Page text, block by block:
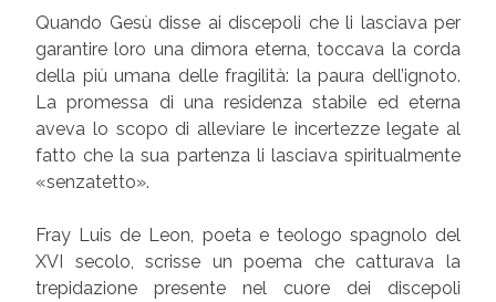
Quando Gesù disse ai discepoli che li lasciava per
garantire loro una dimora eterna, toccava la corda
della più umana delle fragilità: la paura dell’ignoto.
La promessa di una residenza stabile ed eterna
aveva lo scopo di alleviare le incertezze legate al
fatto che la sua partenza li lasciava spiritualmente
«senzatetto».
Fray Luis de Leon, poeta e teologo spagnolo del
XVI secolo, scrisse un poema che catturava la
trepidazione presente nel cuore dei discepoli